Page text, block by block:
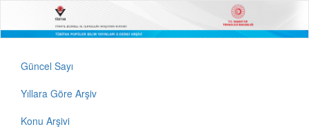
Güncel Sayı
Yıllara Göre Arşiv
Konu Arşivi